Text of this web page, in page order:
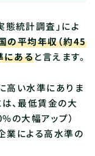
統計調査」によ
の平均年収（約45
にあると言えます。
高い水準にありま
、最低賃金の大
の大幅アップ）
業による高水準の